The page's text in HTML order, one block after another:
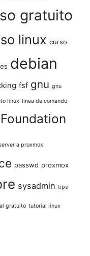
gratuito
linux curso
debian
fsf gnu gnu
linux linea de comando
a proxmox
passwd proxmox
sysadmin tips
gratuito tutorial linux